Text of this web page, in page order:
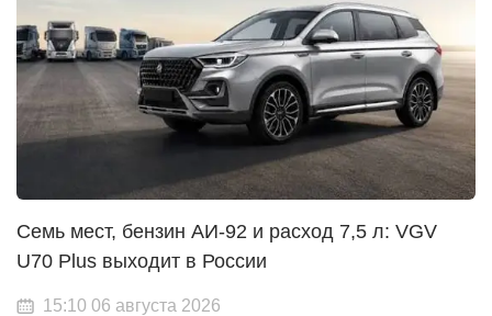
Семь мест, бензин АИ-92 и расход 7,5 л: VGV
U70 Plus выходит в России
15:10 06 августа 2026